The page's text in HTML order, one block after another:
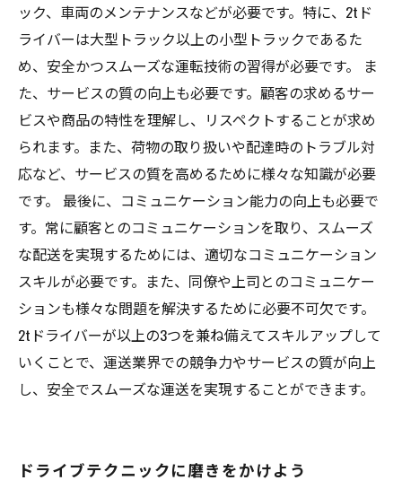
ック、車両のメンテナンスなどが必要です。特に、2tド
ライバーは大型トラック以上の小型トラックであるた
め、安全かつスムーズな運転技術の習得が必要です。 ま
た、サービスの質の向上も必要です。顧客の求めるサー
ビスや商品の特性を理解し、リスペクトすることが求め
られます。また、荷物の取り扱いや配達時のトラブル対
応など、サービスの質を高めるために様々な知識が必要
です。 最後に、コミュニケーション能力の向上も必要で
す。常に顧客とのコミュニケーションを取り、スムーズ
な配送を実現するためには、適切なコミュニケーション
スキルが必要です。また、同僚や上司とのコミュニケー
ションも様々な問題を解決するために必要不可欠です。
2tドライバーが以上の3つを兼ね備えてスキルアップして
いくことで、運送業界での競争力やサービスの質が向上
し、安全でスムーズな運送を実現することができます。
ドライブテクニックに磨きをかけよう